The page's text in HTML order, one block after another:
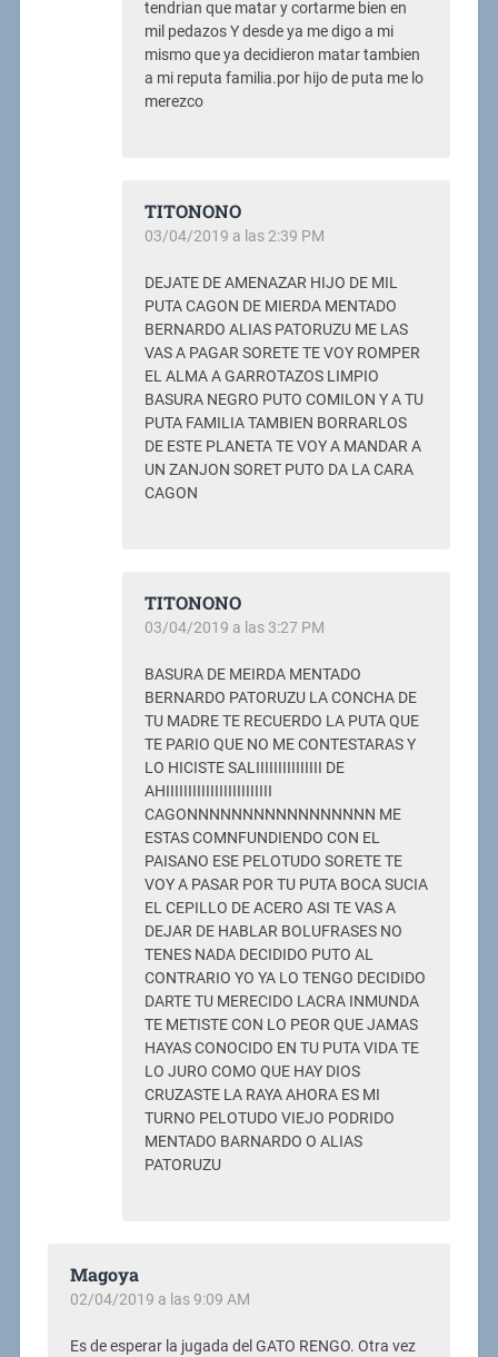
tendrian que matar y cortarme bien en
mil pedazos Y desde ya me digo a mi
mismo que ya decidieron matar tambien
a mi reputa familia.por hijo de puta me lo
merezco
TITONONO
03/04/2019 a las 2:39 PM
DEJATE DE AMENAZAR HIJO DE MIL
PUTA CAGON DE MIERDA MENTADO
BERNARDO ALIAS PATORUZU ME LAS
VAS A PAGAR SORETE TE VOY ROMPER
EL ALMA A GARROTAZOS LIMPIO
BASURA NEGRO PUTO COMILON Y A TU
PUTA FAMILIA TAMBIEN BORRARLOS
DE ESTE PLANETA TE VOY A MANDAR A
UN ZANJON SORET PUTO DA LA CARA
CAGON
TITONONO
03/04/2019 a las 3:27 PM
BASURA DE MEIRDA MENTADO
BERNARDO PATORUZU LA CONCHA DE
TU MADRE TE RECUERDO LA PUTA QUE
TE PARIO QUE NO ME CONTESTARAS Y
LO HICISTE SALIIIIIIIIIIIIIII DE
AHIIIIIIIIIIIIIIIIIIIIIIII
CAGONNNNNNNNNNNNNNNNN ME
ESTAS COMNFUNDIENDO CON EL
PAISANO ESE PELOTUDO SORETE TE
VOY A PASAR POR TU PUTA BOCA SUCIA
EL CEPILLO DE ACERO ASI TE VAS A
DEJAR DE HABLAR BOLUFRASES NO
TENES NADA DECIDIDO PUTO AL
CONTRARIO YO YA LO TENGO DECIDIDO
DARTE TU MERECIDO LACRA INMUNDA
TE METISTE CON LO PEOR QUE JAMAS
HAYAS CONOCIDO EN TU PUTA VIDA TE
LO JURO COMO QUE HAY DIOS
CRUZASTE LA RAYA AHORA ES MI
TURNO PELOTUDO VIEJO PODRIDO
MENTADO BARNARDO O ALIAS
PATORUZU
Magoya
02/04/2019 a las 9:09 AM
Es de esperar la jugada del GATO RENGO. Otra vez